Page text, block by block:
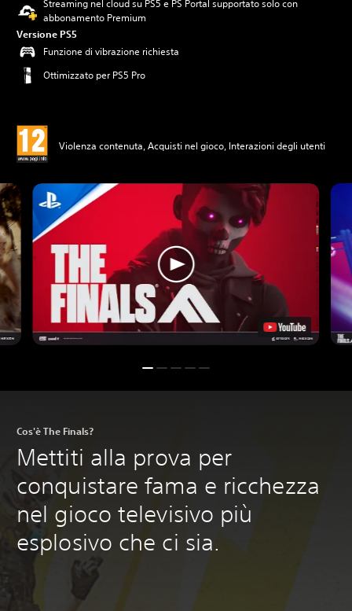
Streaming nel cloud su PS5 e PS Portal supportato solo con
abbonamento Premium
Versione PS5
Funzione di vibrazione richiesta
Ottimizzato per PS5 Pro
Violenza contenuta, Acquisti nel gioco, Interazioni degli utenti
Cos'è The Finals?
Mettiti alla prova per
conquistare fama e ricchezza
nel gioco televisivo più
esplosivo che ci sia.